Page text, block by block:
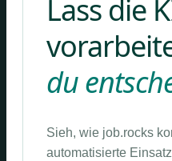
Lass die
du
Sieh, wie job.rocks
automatisierte